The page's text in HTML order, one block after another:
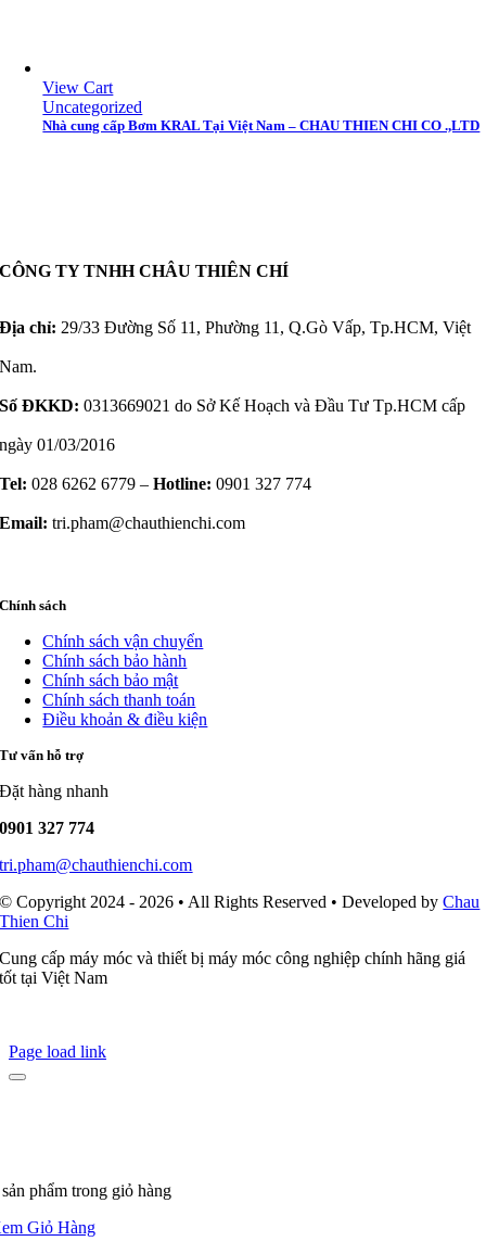
View Cart
Uncategorized
Nhà cung cấp Bơm KRAL Tại Việt Nam – CHAU THIEN CHI CO .,LTD
CÔNG TY TNHH CHÂU THIÊN CHÍ
Địa chỉ: 29/33 Đường Số 11, Phường 11, Q.Gò Vấp, Tp.HCM, Việt
Nam.
Số ĐKKD: 0313669021 do Sở Kế Hoạch và Đầu Tư Tp.HCM cấp
ngày 01/03/2016
Tel: 028 6262 6779 –Hotline: 0901 327 774
Email: tri.pham@chauthienchi.com
Chính sách
Chính sách vận chuyển
Chính sách bảo hành
Chính sách bảo mật
Chính sách thanh toán
Điều khoản & điều kiện
Tư vấn hỗ trợ
Đặt hàng nhanh
0901 327 774
tri.pham@chauthienchi.com
© Copyright 2024 - 2026 • All Rights Reserved • Developed byChau
Thien Chi
Cung cấp máy móc và thiết bị máy móc công nghiệp chính hãng giá
tốt tại Việt Nam
Page load link
phẩm trong giỏ hàng
Giỏ Hàng